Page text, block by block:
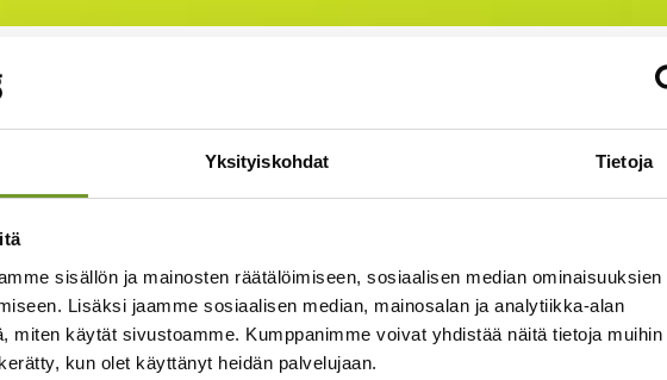
Yksityiskohdat Tietoja
sisällön ja mainosten räätälöimiseen, sosiaalisen median
Lisäksi jaamme sosiaalisen median, mainosalan ja analytiikka-alan
miten käytät sivustoamme. Kumppanimme voivat yhdistää näitä tietoja muihin
kun olet käyttänyt heidän palvelujaan.
vai sirpaleisia
esitän kriittisiä mietelmiä oppimisen
helppoudesta.Edellisessä blogitekstissäni
organisaation osaamisen kehittämisessä ja
oppimiseen pätee mielestäni samanlaisia